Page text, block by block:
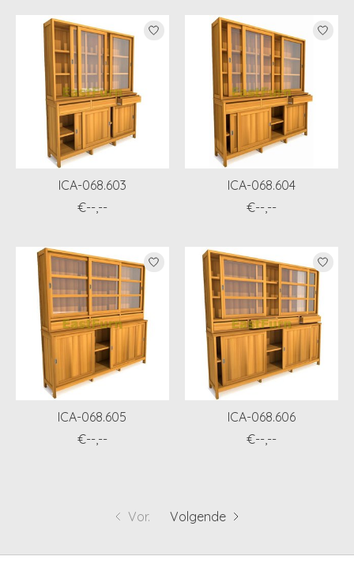
ICA-068.603
€--,--
ICA-068.604
€--,--
ICA-068.605
€--,--
ICA-068.606
€--,--
Vor. Volgende